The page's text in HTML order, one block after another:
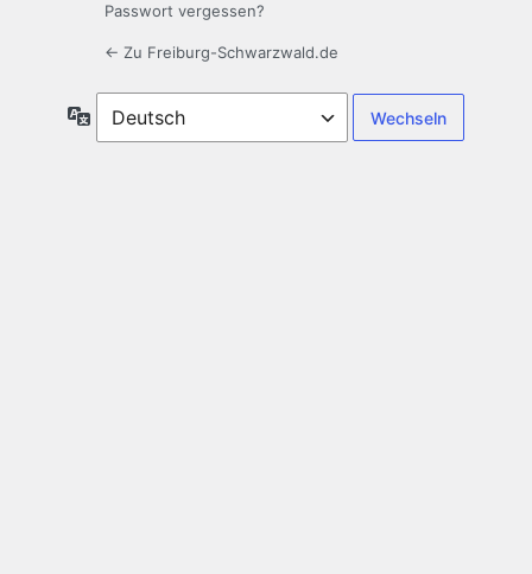
Passwort vergessen?
← Zu Freiburg-Schwarzwald.de
Sprache